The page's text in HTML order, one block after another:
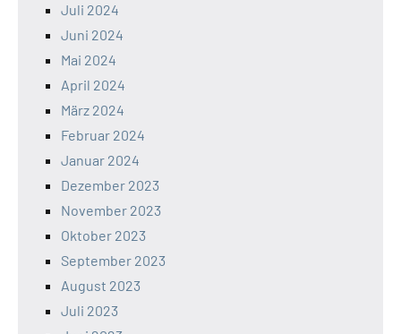
Juli 2024
Juni 2024
Mai 2024
April 2024
März 2024
Februar 2024
Januar 2024
Dezember 2023
November 2023
Oktober 2023
September 2023
August 2023
Juli 2023